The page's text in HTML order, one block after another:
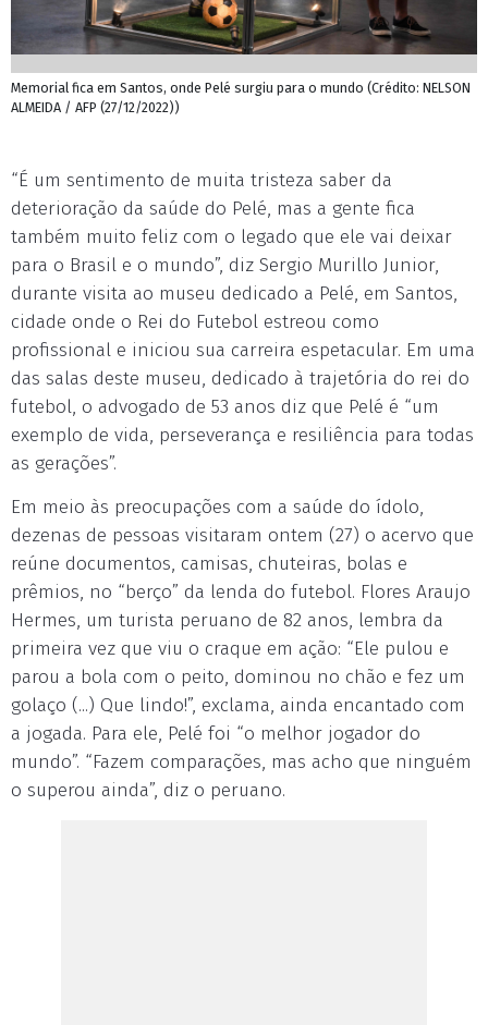
Memorial fica em Santos, onde Pelé surgiu para o mundo (Crédito: NELSON
ALMEIDA / AFP (27/12/2022))
“É um sentimento de muita tristeza saber da
deterioração da saúde do Pelé, mas a gente fica
também muito feliz com o legado que ele vai deixar
para o Brasil e o mundo”, diz Sergio Murillo Junior,
durante visita ao museu dedicado a Pelé, em Santos,
cidade onde o Rei do Futebol estreou como
profissional e iniciou sua carreira espetacular. Em uma
das salas deste museu, dedicado à trajetória do rei do
futebol, o advogado de 53 anos diz que Pelé é “um
exemplo de vida, perseverança e resiliência para todas
as gerações”.
Em meio às preocupações com a saúde do ídolo,
dezenas de pessoas visitaram ontem (27) o acervo que
reúne documentos, camisas, chuteiras, bolas e
prêmios, no “berço” da lenda do futebol. Flores Araujo
Hermes, um turista peruano de 82 anos, lembra da
primeira vez que viu o craque em ação: “Ele pulou e
parou a bola com o peito, dominou no chão e fez um
golaço (...) Que lindo!”, exclama, ainda encantado com
a jogada. Para ele, Pelé foi “o melhor jogador do
mundo”. “Fazem comparações, mas acho que ninguém
o superou ainda”, diz o peruano.